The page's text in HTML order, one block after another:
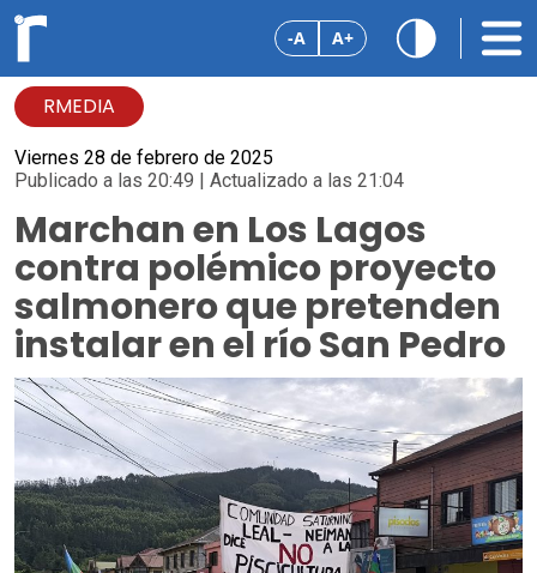
-A A+
RMEDIA
Viernes 28 de febrero de 2025
Publicado a las 20:49 | Actualizado a las 21:04
Marchan en Los Lagos
contra polémico proyecto
salmonero que pretenden
instalar en el río San Pedro